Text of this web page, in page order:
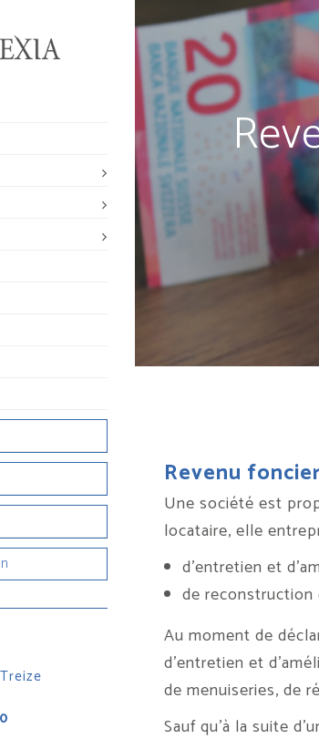
Revenu
Une société est
locataire, elle
d’entretien et
de reconstruction
Au moment de
d’entretien et
de menuiseries, de
Sauf qu’à la suite